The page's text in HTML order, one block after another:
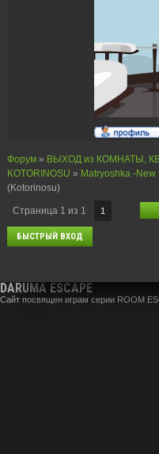
Форум » ВЫХОД из КОМНАТЫ,
KOTORINOSU » Matryoshka -New
(Kotorinosu)
Страница 1 из 1 1
DARUMA ESCAPE
Сайт посвящен играм серии ROOM